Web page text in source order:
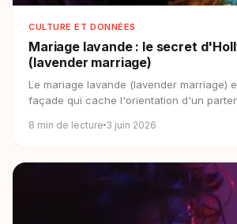
CULTURE ET DONNÉES
Mariage lavande : le secret
(lavender marriage)
Le mariage lavande (lavender marriage)
façade qui cache l'orientation d'un
8 min de lecture 3 juin 2026